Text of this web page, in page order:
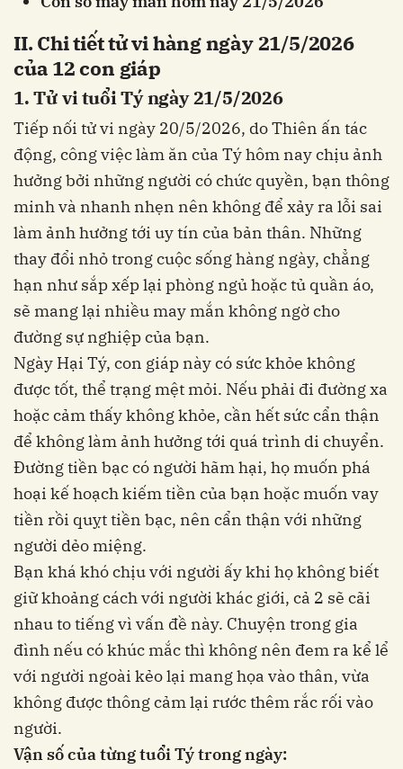
II. Chi tiết tử vi hàng ngày 21/5/2026
của 12 con giáp
1. Tử vi tuổi Tý ngày 21/5/2026
Tiếp nối tử vi ngày 20/5/2026, do Thiên ấn tác
động, công việc làm ăn của Tý hôm nay chịu ảnh
hưởng bởi những người có chức quyền, bạn thông
minh và nhanh nhẹn nên không để xảy ra lỗi sai
làm ảnh hưởng tới uy tín của bản thân. Những
thay đổi nhỏ trong cuộc sống hàng ngày, chẳng
hạn như sắp xếp lại phòng ngủ hoặc tủ quần áo,
sẽ mang lại nhiều may mắn không ngờ cho
đường sự nghiệp của bạn.
Ngày Hại Tý, con giáp này có sức khỏe không
được tốt, thể trạng mệt mỏi. Nếu phải đi đường xa
hoặc cảm thấy không khỏe, cần hết sức cẩn thận
để không làm ảnh hưởng tới quá trình di chuyển.
Đường tiền bạc có người hãm hại, họ muốn phá
hoại kế hoạch kiếm tiền của bạn hoặc muốn vay
tiền rồi quỵt tiền bạc, nên cẩn thận với những
người dẻo miệng.
Bạn khá khó chịu với người ấy khi họ không biết
giữ khoảng cách với người khác giới, cả 2 sẽ cãi
nhau to tiếng vì vấn đề này. Chuyện trong gia
đình nếu có khúc mắc thì không nên đem ra kể lể
với người ngoài kẻo lại mang họa vào thân, vừa
không được thông cảm lại rước thêm rắc rối vào
người.
Vận số của từng tuổi Tý trong ngày: